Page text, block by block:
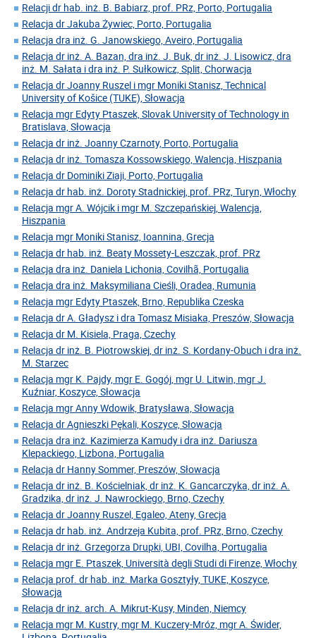
Relacji dr hab. inż. B. Babiarz, prof. PRz, Porto, Portugalia
Relacja dr Jakuba Żywiec, Porto, Portugalia
Relacja dra inż. G. Janowskiego, Aveiro, Portugalia
Relacja dr inż. A. Bazan, dra inż. J. Buk, dr inż. J. Lisowicz, dra
inż. M. Sałata i dra inż. P. Sułkowicz, Split, Chorwacja
Relacja dr Joanny Ruszel i mgr Moniki Stanisz, Technical
University of Košice (TUKE), Słowacja
Relacja mgr Edyty Ptaszek, Slovak University of Technology in
Bratislava, Słowacja
Relacja dr inż. Joanny Czarnoty, Porto, Portugalia
Relacja dr inż. Tomasza Kossowskiego, Walencja, Hiszpania
Relacja dr Dominiki Ziaji, Porto, Portugalia
Relacja dr hab. inż. Doroty Stadnickiej, prof. PRz, Turyn, Włochy
Relacja mgr A. Wójcik i mgr M. Szczepańskiej, Walencja,
Hiszpania
Relacja mgr Moniki Stanisz, Ioannina, Grecja
Relacja dr hab. inż. Beaty Mossety-Leszczak, prof. PRz
Relacja dra inż. Daniela Lichonia, Covilhã, Portugalia
Relacja dra inż. Maksymiliana Cieśli, Oradea, Rumunia
Relacja mgr Edyty Ptaszek, Brno, Republika Czeska
Relacja dr A. Gładysz i dra Tomasz Misiaka, Preszów, Słowacja
Relacja dr M. Kisiela, Praga, Czechy
Relacja dr inż. B. Piotrowskiej, dr inż. S. Kordany-Obuch i dra inż.
M. Starzec
Relacja mgr K. Pajdy, mgr E. Gogój, mgr U. Litwin, mgr J.
Kuźniar, Koszyce, Słowacja
Relacja mgr Anny Wdowik, Bratysława, Słowacja
Relacja dr Agnieszki Pękali, Koszyce, Słowacja
Relacja dra inż. Kazimierza Kamudy i dra inż. Dariusza
Klepackiego, Lizbona, Portugalia
Relacja dr Hanny Sommer, Preszów, Słowacja
Relacja dr inż. B. Kościelniak, dr inż. K. Gancarczyka, dr inż. A.
Gradzika, dr inż. J. Nawrockiego, Brno, Czechy
Relacja dr Joanny Ruszel, Egaleo, Ateny, Grecja
Relacja dr hab. inż. Andrzeja Kubita, prof. PRz, Brno, Czechy
Relacja dr inż. Grzegorza Drupki, UBI, Covilha, Portugalia
Relacja mgr E. Ptaszek, Università degli Studi di Firenze, Włochy
Relacja prof. dr hab. inż. Marka Gosztyły, TUKE, Koszyce,
Słowacja
Relacja dr inż. arch. A. Mikrut-Kusy, Minden, Niemcy
Relacja mgr M. Kustry, mgr M. Kuczery-Mróz, mgr A. Świder,